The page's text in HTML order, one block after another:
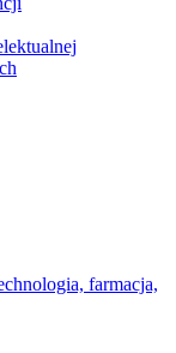
farmacja,